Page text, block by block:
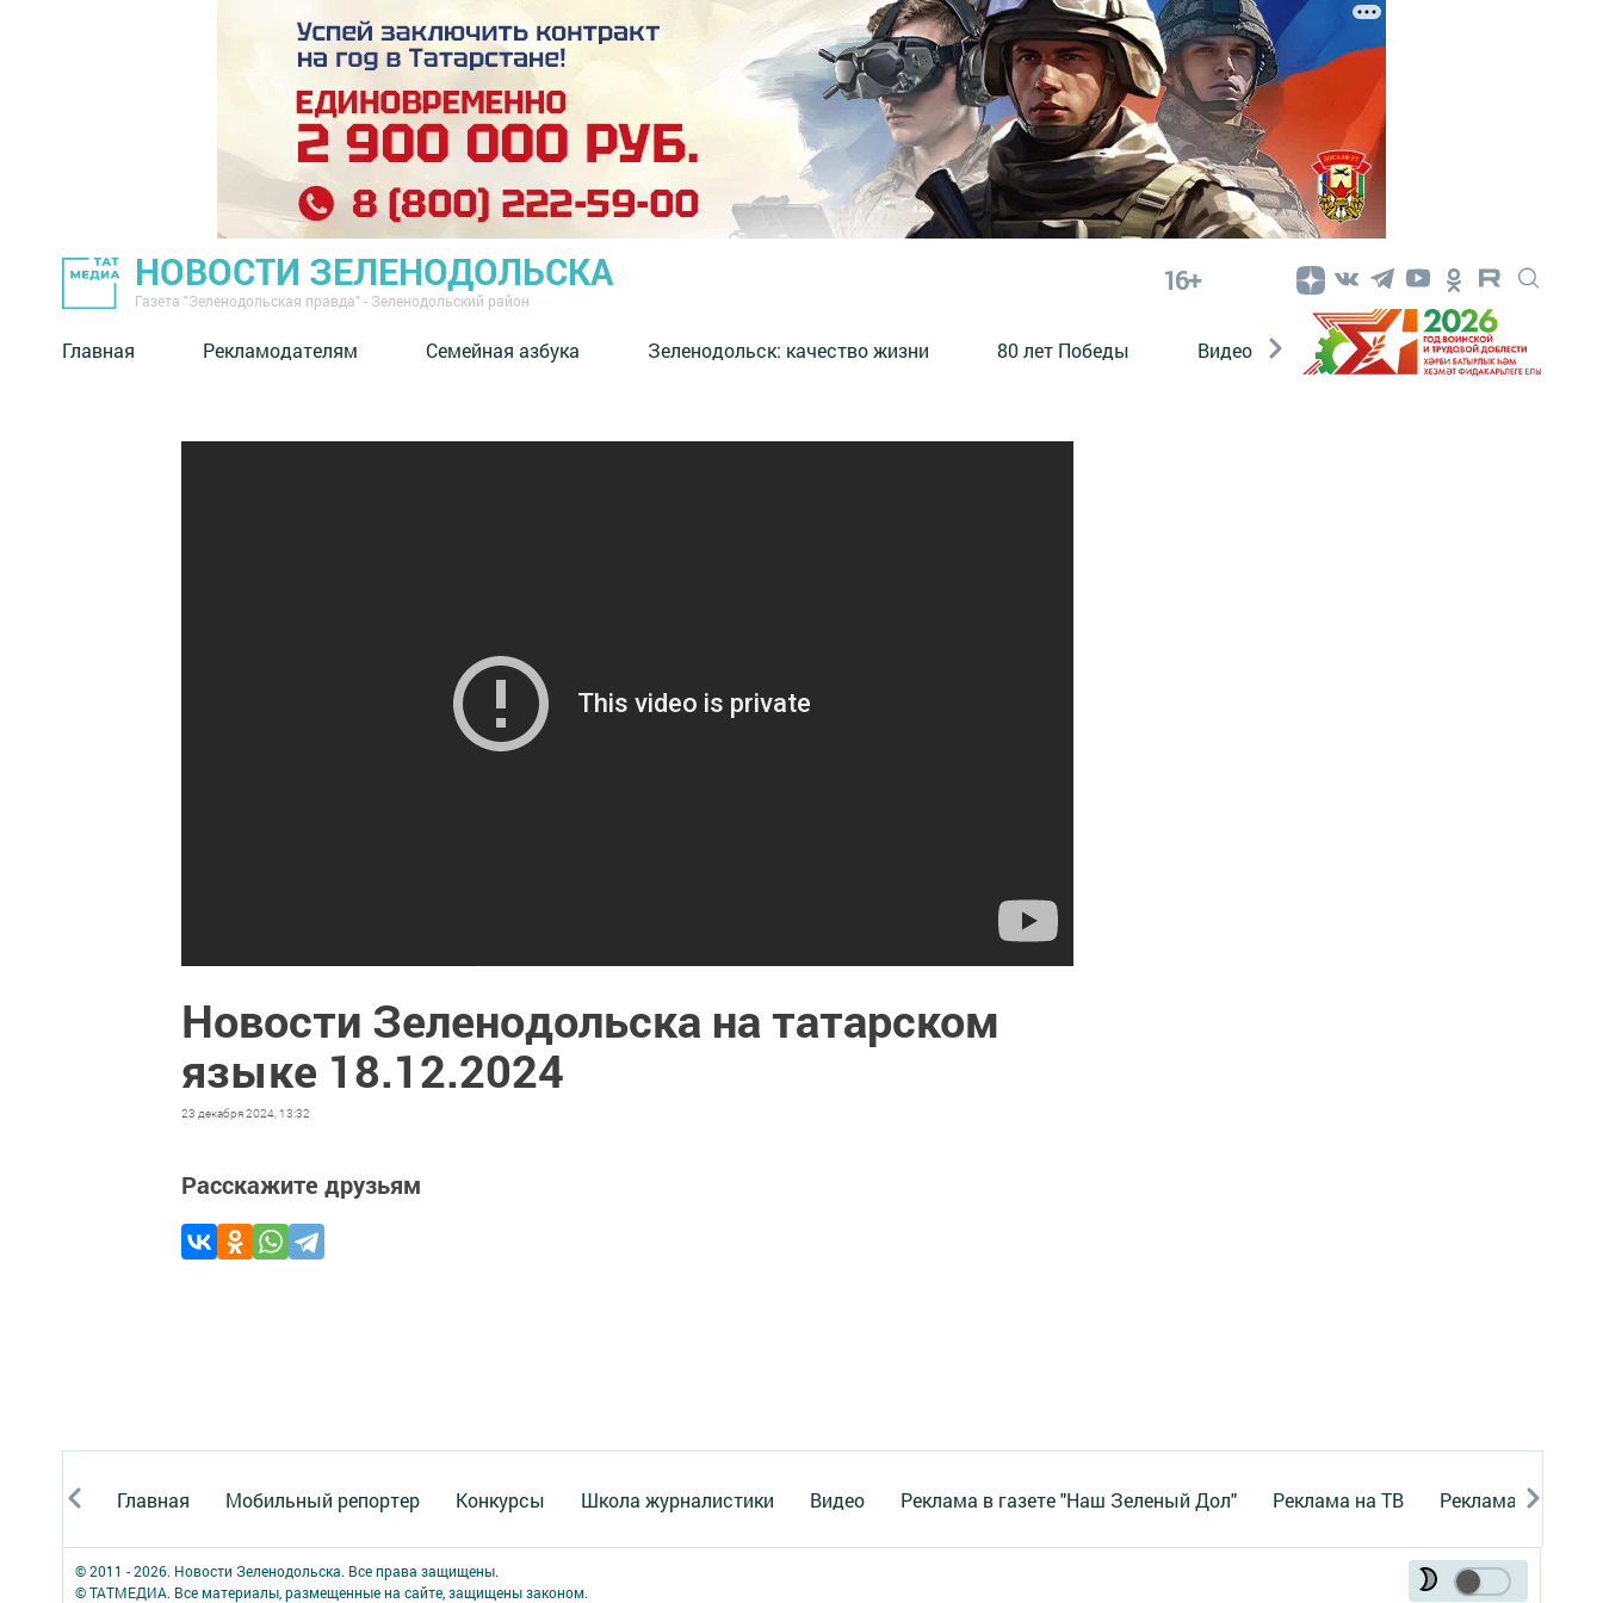
НОВОСТИ ЗЕЛЕНОДОЛЬСКА
Газета "Зеленодольская правда" - Зеленодольский район
16+
Главная Рекламодателям Семейная азбука ⁠Зеленодольск: качество жизни 80 лет Победы Видео Конкурсы ЭтноДети
Новости Зеленодольска на татарском
языке 18.12.2024
23 декабря 2024, 13:32
Расскажите друзьям
Главная Мобильный репортер Конкурсы Школа журналистики Видео Реклама в газете "Наш Зеленый Дол" Реклама на ТВ Реклама в
© 2011 - 2026. Новости Зеленодольска. Все права защищены.
© ТАТМЕДИА. Все материалы, размещенные на сайте, защищены законом.